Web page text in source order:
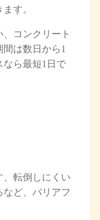
す。
コンクリート
は数日から1
なら最短1日で
、転倒しにくい
など、バリアフ